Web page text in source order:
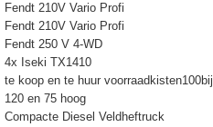
Fendt 210V Vario Profi
Fendt 210V Vario Profi
Fendt 250 V 4-WD
4x Iseki TX1410
te koop en te huur voorraadkisten100bij
120 en 75 hoog
Compacte Diesel Veldheftruck